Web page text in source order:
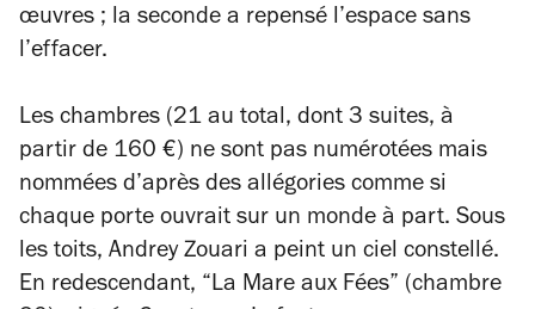
œuvres ; la seconde a repensé l’espace sans
l’effacer.
Les chambres (21 au total, dont 3 suites, à
partir de 160 €) ne sont pas numérotées mais
nommées d’après des allégories comme si
chaque porte ouvrait sur un monde à part. Sous
les toits, Andrey Zouari a peint un ciel constellé.
En redescendant, “La Mare aux Fées” (chambre